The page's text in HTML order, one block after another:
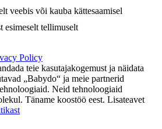
veebis või kauba kättesaamisel
esimeselt tellimuselt
Policy
teie kasutajakogemust ja näidata
„Babydo“ ja meie partnerid
Neid tehnoloogiaid
Täname koostöö eest. Lisateavet